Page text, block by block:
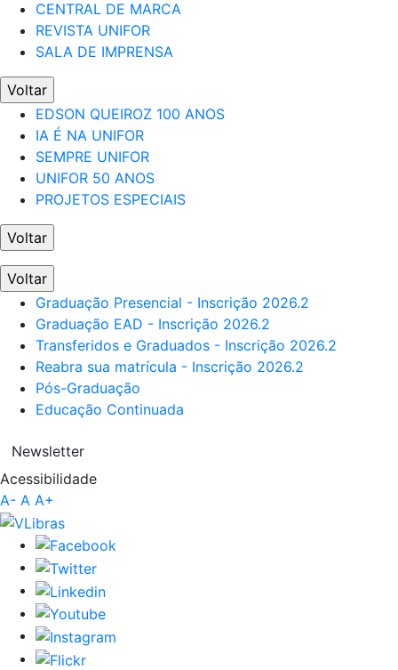
CENTRAL DE MARCA
REVISTA UNIFOR
SALA DE IMPRENSA
Voltar
EDSON QUEIROZ 100 ANOS
IA É NA UNIFOR
SEMPRE UNIFOR
UNIFOR 50 ANOS
PROJETOS ESPECIAIS
Voltar
Voltar
Graduação Presencial - Inscrição 2026.2
Graduação EAD - Inscrição 2026.2
Transferidos e Graduados - Inscrição 2026.2
Reabra sua matrícula - Inscrição 2026.2
Pós-Graduação
Educação Continuada
Newsletter
Acessibilidade
A- A A+